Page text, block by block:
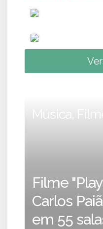
Música,
Filme
Carlos
em 55